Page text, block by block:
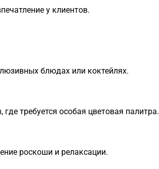
у клиентов.
блюдах или коктейлях.
требуется особая цветовая палитра.
роскоши и релаксации.